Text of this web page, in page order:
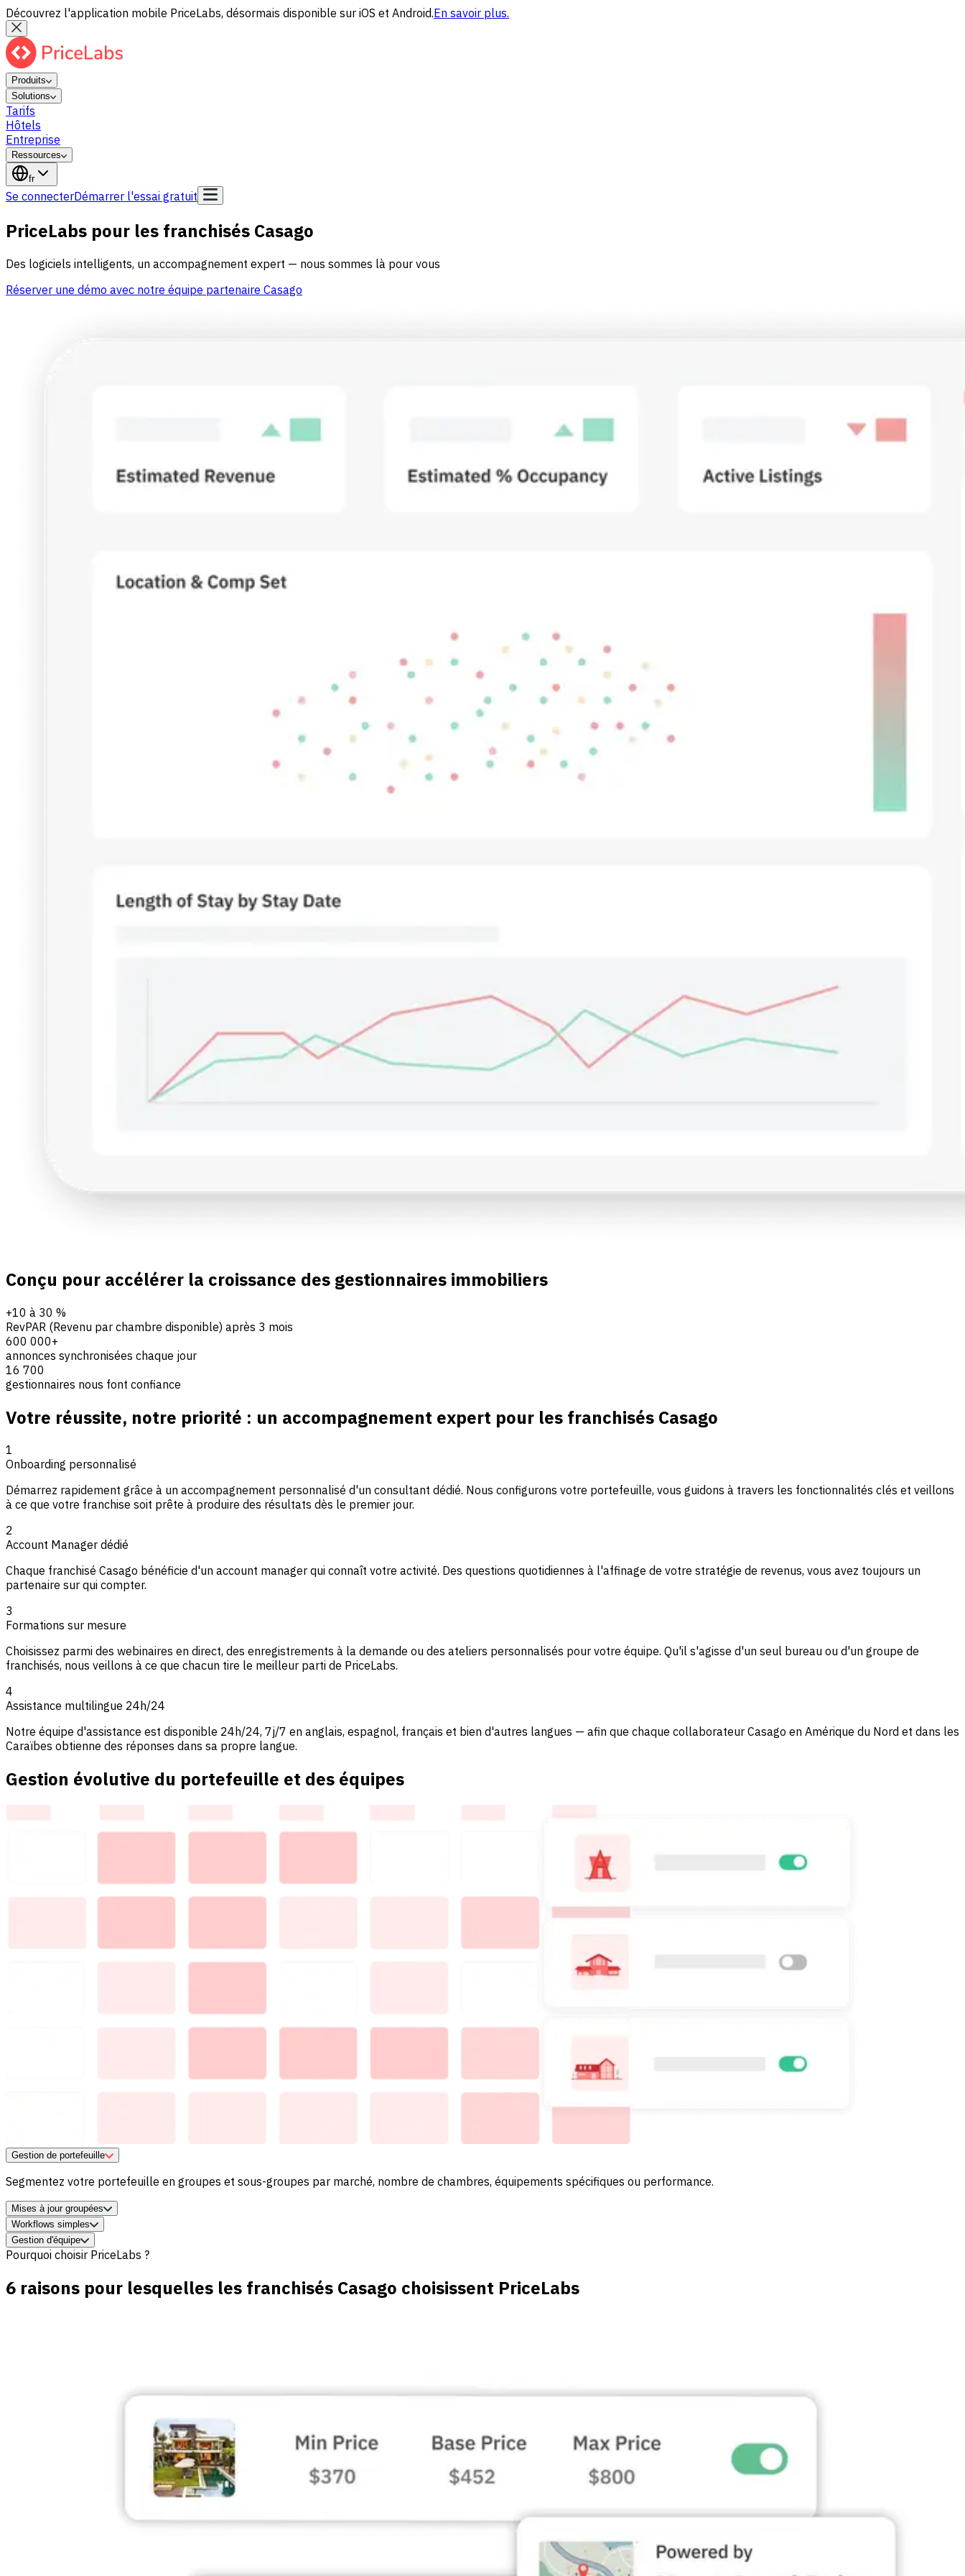
Découvrez l'application mobile PriceLabs, désormais disponible sur iOS et Android.En savoir plus.
Produits
Solutions
Tarifs
Hôtels
Entreprise
Ressources
fr
Se connecterDémarrer l'essai gratuit
PriceLabs pour les franchisés Casago
Des logiciels intelligents, un accompagnement expert — nous sommes là pour vous
Réserver une démo avec notre équipe partenaire Casago
Conçu pour accélérer la croissance des gestionnaires immobiliers
+10 à 30 %
RevPAR (Revenu par chambre disponible) après 3 mois
600 000+
annonces synchronisées chaque jour
16 700
gestionnaires nous font confiance
Votre réussite, notre priorité : un accompagnement expert pour les franchisés Casago
1
Onboarding personnalisé
Démarrez rapidement grâce à un accompagnement personnalisé d'un consultant dédié. Nous configurons votre portefeuille, vous guidons à travers les fonctionnalités clés et veillons
à ce que votre franchise soit prête à produire des résultats dès le premier jour.
2
Account Manager dédié
Chaque franchisé Casago bénéficie d'un account manager qui connaît votre activité. Des questions quotidiennes à l'affinage de votre stratégie de revenus, vous avez toujours un
partenaire sur qui compter.
3
Formations sur mesure
Choisissez parmi des webinaires en direct, des enregistrements à la demande ou des ateliers personnalisés pour votre équipe. Qu'il s'agisse d'un seul bureau ou d'un groupe de
franchisés, nous veillons à ce que chacun tire le meilleur parti de PriceLabs.
4
Assistance multilingue 24h/24
Notre équipe d'assistance est disponible 24h/24, 7j/7 en anglais, espagnol, français et bien d'autres langues — afin que chaque collaborateur Casago en Amérique du Nord et dans les
Caraïbes obtienne des réponses dans sa propre langue.
Gestion évolutive du portefeuille et des équipes
Gestion de portefeuille
Segmentez votre portefeuille en groupes et sous-groupes par marché, nombre de chambres, équipements spécifiques ou performance.
Mises à jour groupées
Appliquez des paramètres de revenus à l'échelle du portefeuille. Analysez la performance de chaque segment.
Workflows simples
Créez des workflows réutilisables dans l'outil ou intégrés directement à vos systèmes via nos API.
Gestion d'équipe
Pourquoi choisir PriceLabs ?
6 raisons pour lesquelles les franchisés Casago choisissent PriceLabs